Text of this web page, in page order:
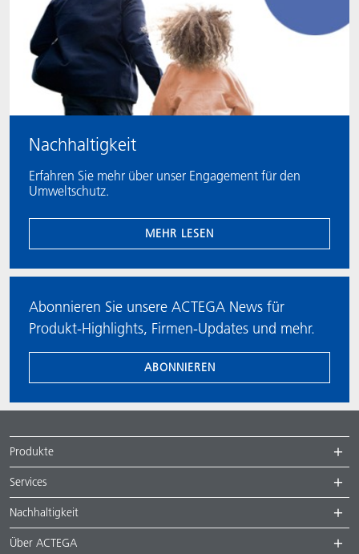
Nachhaltigkeit
Erfahren Sie mehr über unser Engagement für den
Umweltschutz.
MEHR LESEN
Abonnieren Sie unsere ACTEGA News für
Produkt-Highlights, Firmen-Updates und mehr.
ABONNIEREN
Produkte
Services
Nachhaltigkeit
Über ACTEGA